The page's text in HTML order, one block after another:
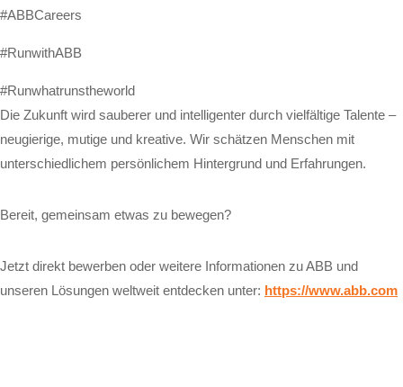
#ABBCareers
#RunwithABB
#Runwhatrunstheworld
Die Zukunft wird sauberer und intelligenter durch vielfältige Talente –
neugierige, mutige und kreative. Wir schätzen Menschen mit
unterschiedlichem persönlichem Hintergrund und Erfahrungen.
Bereit, gemeinsam etwas zu bewegen?
Jetzt direkt bewerben oder weitere Informationen zu ABB und
unseren Lösungen weltweit entdecken unter: https://www.abb.com